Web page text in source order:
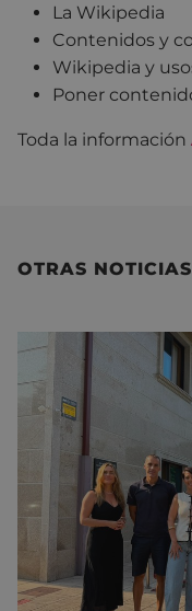
La Wikipedia
Contenidos y
Wikipedia y
Poner
Toda la información
OTRAS NOTICIAS